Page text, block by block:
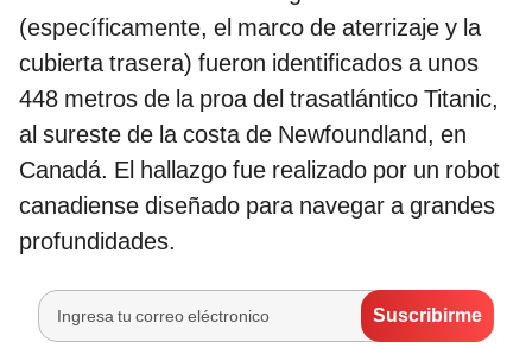
(específicamente, el marco de aterrizaje y la
cubierta trasera) fueron identificados a unos
448 metros de la proa del trasatlántico Titanic,
al sureste de la costa de Newfoundland, en
Canadá. El hallazgo fue realizado por un robot
canadiense diseñado para navegar a grandes
profundidades.